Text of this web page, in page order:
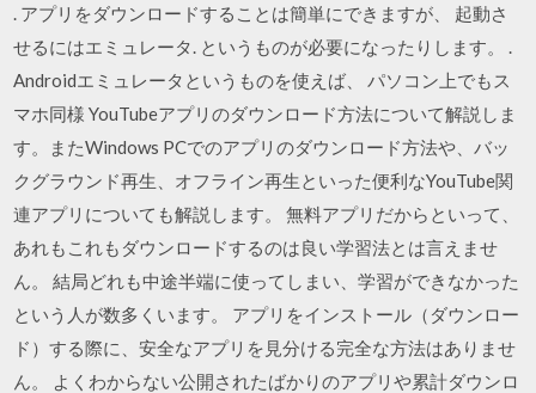
. アプリをダウンロードすることは簡単にできますが、 起動さ
せるにはエミュレータ. というものが必要になったりします。 .
Androidエミュレータというものを使えば、 パソコン上でもス
マホ同様 YouTubeアプリのダウンロード方法について解説しま
す。またWindows PCでのアプリのダウンロード方法や、バッ
クグラウンド再生、オフライン再生といった便利なYouTube関
連アプリについても解説します。 無料アプリだからといって、
あれもこれもダウンロードするのは良い学習法とは言えませ
ん。 結局どれも中途半端に使ってしまい、学習ができなかった
という人が数多くいます。 アプリをインストール（ダウンロー
ド）する際に、安全なアプリを見分ける完全な方法はありませ
ん。 よくわからない公開されたばかりのアプリや累計ダウンロ